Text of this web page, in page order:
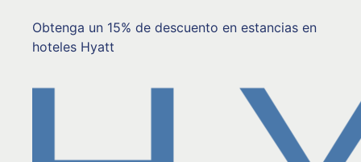
Obtenga un 15% de descuento en estancias en
hoteles Hyatt